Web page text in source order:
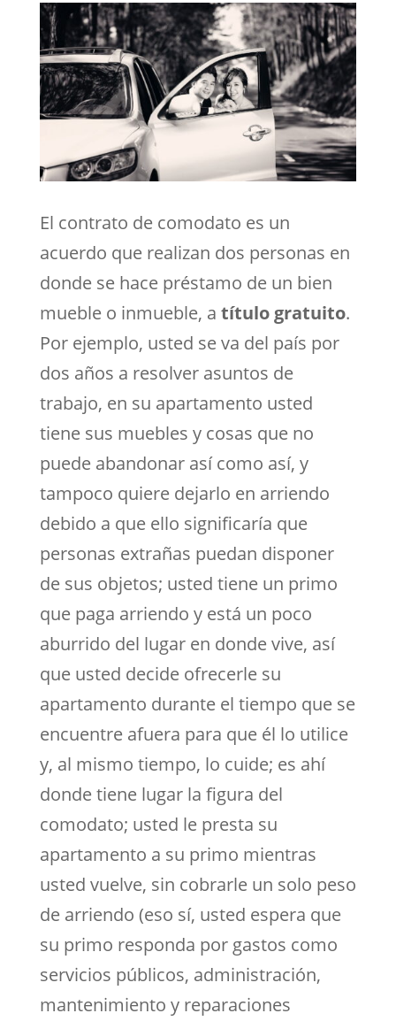
El contrato de comodato es un
acuerdo que realizan dos personas en
donde se hace préstamo de un bien
mueble o inmueble, a título gratuito.
Por ejemplo, usted se va del país por
dos años a resolver asuntos de
trabajo, en su apartamento usted
tiene sus muebles y cosas que no
puede abandonar así como así, y
tampoco quiere dejarlo en arriendo
debido a que ello significaría que
personas extrañas puedan disponer
de sus objetos; usted tiene un primo
que paga arriendo y está un poco
aburrido del lugar en donde vive, así
que usted decide ofrecerle su
apartamento durante el tiempo que se
encuentre afuera para que él lo utilice
y, al mismo tiempo, lo cuide; es ahí
donde tiene lugar la figura del
comodato; usted le presta su
apartamento a su primo mientras
usted vuelve, sin cobrarle un solo peso
de arriendo (eso sí, usted espera que
su primo responda por gastos como
servicios públicos, administración,
mantenimiento y reparaciones